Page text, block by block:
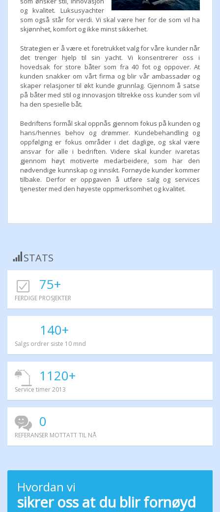
og kvalitet. Luksusyachter
som også står for verdi. Vi skal være her for de som vil ha
skjønnhet, komfort og ikke minst sikkerhet.
Strategien er å være et foretrukket valg for våre kunder når
det trenger hjelp til sin yacht. Vi konsentrerer oss i
hovedsak for store båter som fra 40 fot og oppover. At
kunden snakker om vårt firma og blir vår ambassadør og
skaper relasjoner til økt kunde grunnlag. Gjennom å satse
på båter med stil og innovasjon tiltrekke oss kunder som vil
ha den spesielle båt.
Bedriftens formål skal oppnås gjennom fokus på kunden og
hans/hennes behov og drømmer. Kundebehandling og
oppfølging er fokus områder i det daglige, og skal være
ansvar for alle i bedriften. Videre skal kunder ivaretas
gjennom høyt motiverte medarbeidere, som har den
nødvendige kunnskap og innsikt. Fornøyde kunder kommer
tilbake. Derfor er oppgaven å utføre salg og services
tjenester med den høyeste oppmerksomhet og kvalitet.
STATS
75+
FERDIGE PROSJEKTER
140+
Salgs ordrer siste 10 mnd
1120+
Service timer 2013
0
REFERANSER MOTTATT TIL NÅ
Hvordan vi
sikrer oss at du blir fornøyd